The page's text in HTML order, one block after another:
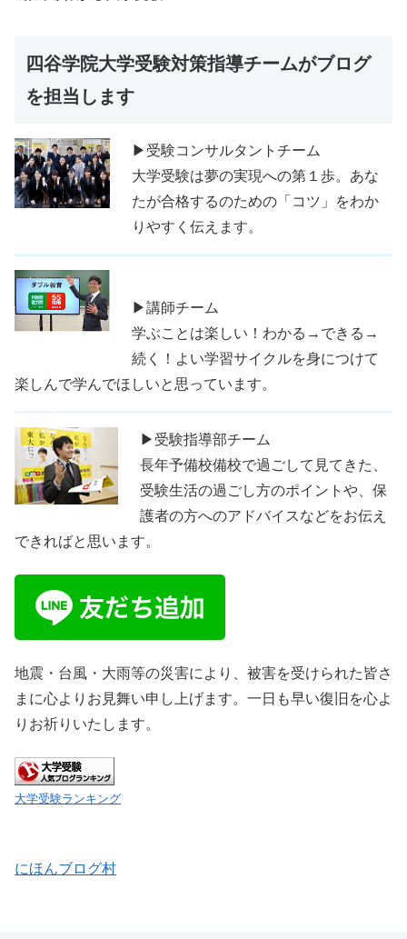
四谷学院大学受験対策指導チームがブログ
を担当します
▶受験コンサルタントチーム
大学受験は夢の実現への第１歩。あな
たが合格するのための「コツ」をわか
りやすく伝えます。
▶講師チーム
学ぶことは楽しい！わかる→できる→
続く！よい学習サイクルを身につけて
楽しんで学んでほしいと思っています。
▶受験指導部チーム
長年予備校備校で過ごして見てきた、
受験生活の過ごし方のポイントや、保
護者の方へのアドバイスなどをお伝え
できればと思います。
地震・台風・大雨等の災害により、被害を受けられた皆さ
まに心よりお見舞い申し上げます。一日も早い復旧を心よ
りお祈りいたします。
大学受験ランキング
にほんブログ村